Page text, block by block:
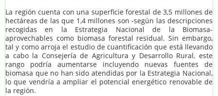
La región cuenta con una superficie forestal de 3,5 millones de
hectáreas de las que 1,4 millones son -según las descripciones
recogidas en la Estrategia Nacional de la Biomasa-
aprovechables como biomasa forestal residual. Sin embargo,
tal y como arroja el estudio de cuantificación que está llevando
a cabo la Consejería de Agricultura y Desarrollo Rural, este
rango podría aumentarse incluyendo nuevas fuentes de
biomasa que no han sido atendidas por la Estrategia Nacional,
lo que vendría a ampliar el potencial energético renovable de
la región.